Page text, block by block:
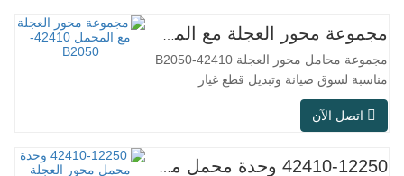
العملي مثل معدات الأتمتة، وآلات الأدوات
الدقيقة، والمعدات الخارجية، وورش المعالجة
الرطبة، وظروف العمل…
مجموعة محور العجلة مع المحمل 42410-B2050
مجموعة محامل محور العجلة 42410-B2050
مناسبة لسوق صيانة وتبديل قطع غيار
السيارات بعد البيع، وتلبي متطلبات الاستخدام
في التنقل اليومي، والقيادة لمسافات طويلة،
القطعة الأصلية (OEM). لا.آخرون. تطبيق
اتصل الآن
42410-12250 وحدة محمل محور العجلة الخلفية عالية الجودة